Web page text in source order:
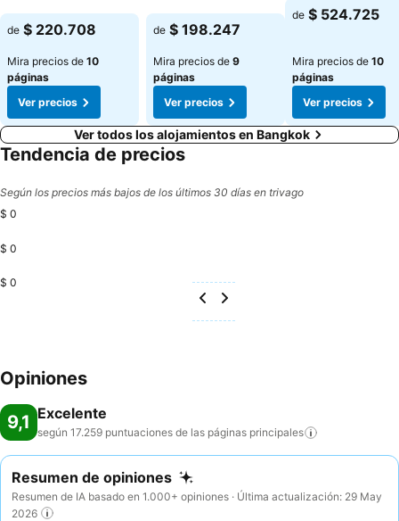
Ver precios
de $ 220.708
Mira precios de 10
páginas
Ver precios
Ver precios
de $ 198.247
Mira precios de 9
páginas
Ver precios
Ver precios
de $ 524.725
Mira precios de 10
páginas
Ver precios
Ver todos los alojamientos en Bangkok
Tendencia de precios
Según los precios más bajos de los últimos 30 días en trivago
$ 0
$ 0
$ 0
Opiniones
9,1 Excelente
según 17.259 puntuaciones de las páginas principales
Resumen de opiniones
Resumen de IA basado en 1.000+ opiniones · Última actualización: 29 May
2026